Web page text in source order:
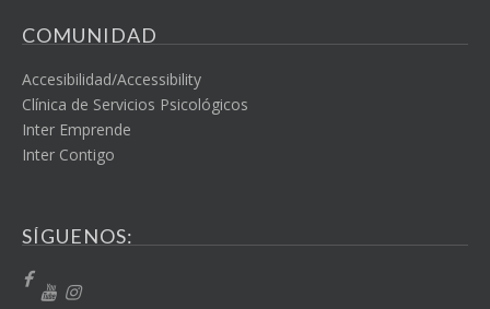
COMUNIDAD
Accesibilidad/Accessibility
Clínica de Servicios Psicológicos
Inter Emprende
Inter Contigo
SÍGUENOS: